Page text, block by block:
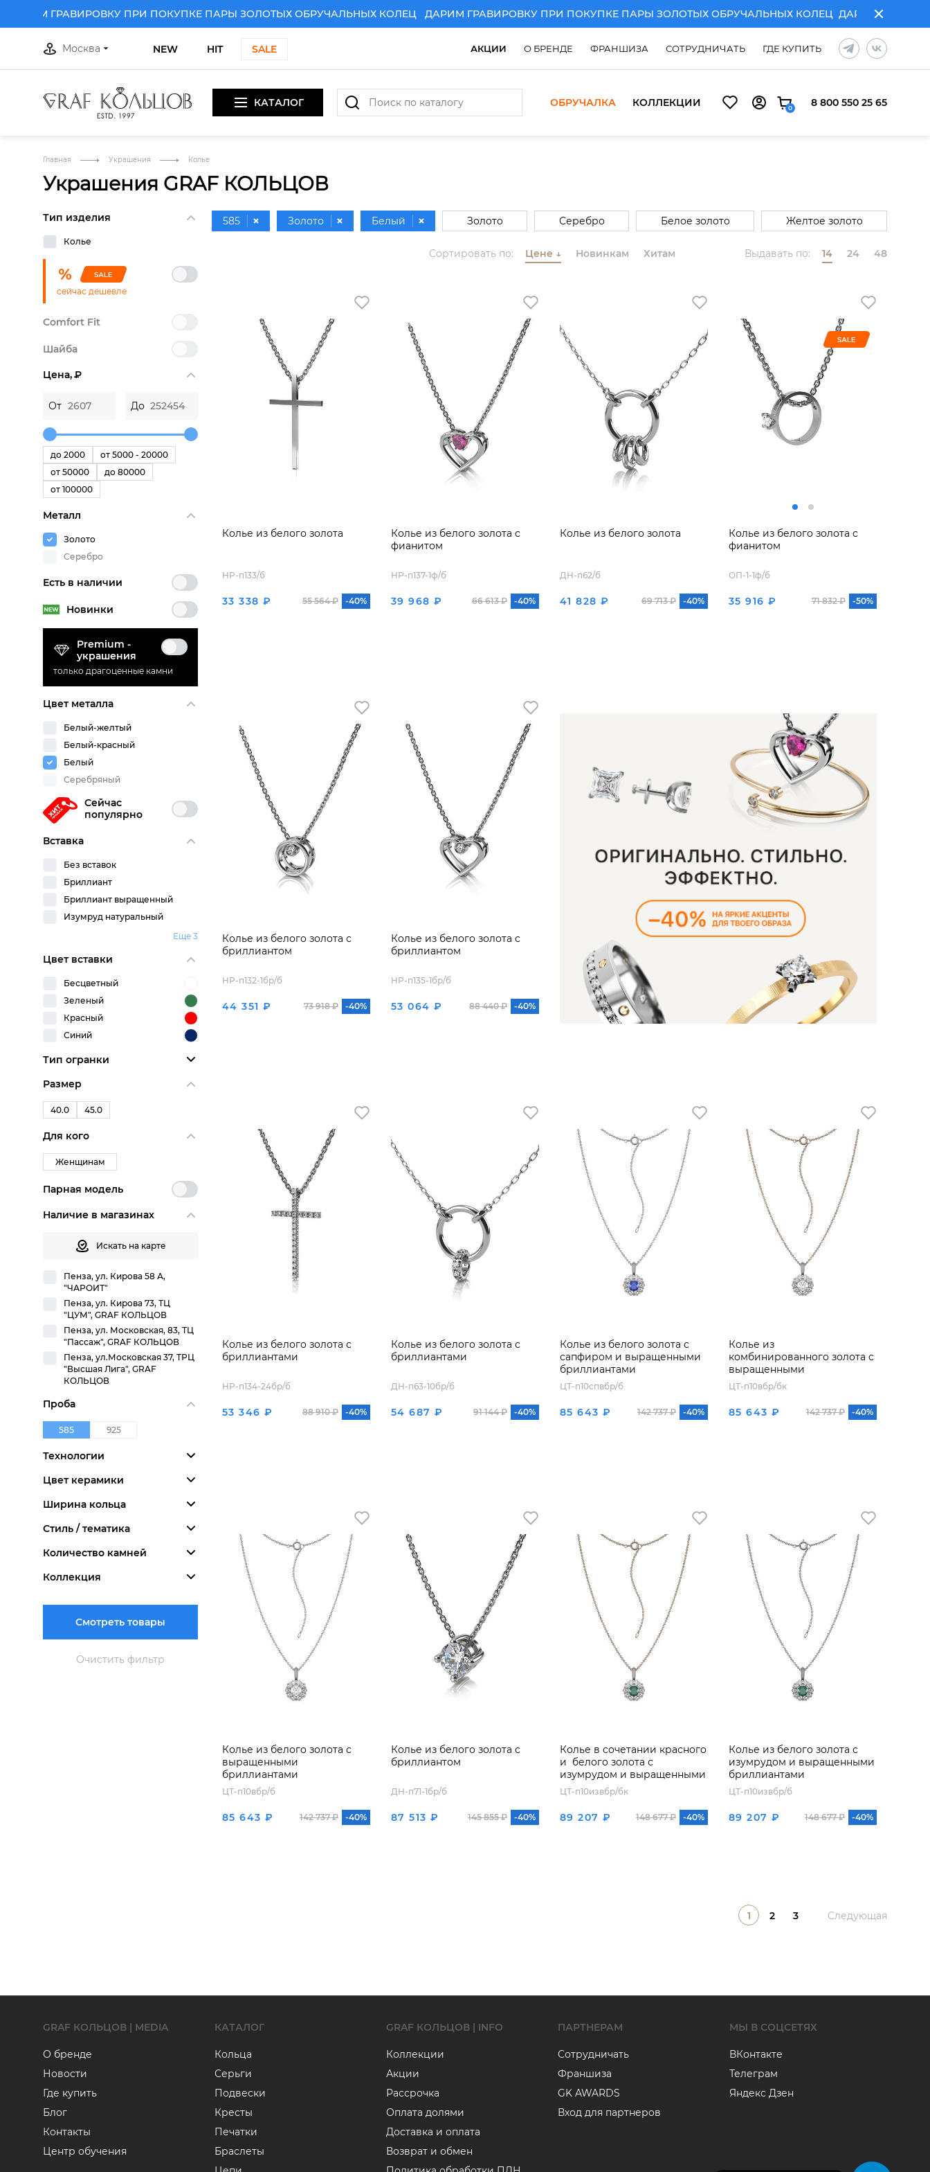
ГРАВИРОВКУ ПРИ ПОКУПКЕ ПАРЫ ЗОЛОТЫХ ОБРУЧАЛЬНЫХ КОЛЕЦ ДАРИМ ГРАВИРОВКУ ПРИ ПОКУПКЕ ПАРЫ ЗОЛОТЫХ ОБРУЧАЛЬНЫХ КОЛЕЦДАРИМ
Москва NEW HIT SALE АКЦИИ О БРЕНДЕ ФРАНШИЗА СОТРУДНИЧАТЬ ГДЕ КУПИТЬ
КАТАЛОГ ОБРУЧАЛКА КОЛЛЕКЦИИ 0 8 800 550 25 65
Главная Украшения Колье
Украшения GRAF КОЛЬЦОВ
Тип изделия
Колье
сейчас дешевле
Comfort Fit
Шайба
Цена,P
От До
до 2000
от 5000 - 20000
от 50000
до 80000
от 100000
Металл
Золото
Серебро
Есть в наличии
Новинки
Premium -
украшения
только драгоценные камни
Цвет металла
Белый-желтый
Белый-красный
Белый
Серебряный
Сейчас
популярно
Вставка
Без вставок
Бриллиант
Бриллиант выращенный
Изумруд натуральный
Еще 3
Цвет вставки
Бесцветный
Зеленый
Красный
Синий
Тип огранки
Размер
40.0 45.0
Для кого
Женщинам
Парная модель
Наличие в магазинах
Искать на карте
Пенза, ул. Кирова 58 А,
"ЧАРОИТ"
Пенза, ул. Кирова 73, ТЦ
"ЦУМ", GRAF КОЛЬЦОВ
Пенза, ул. Московская, 83, ТЦ
"Пассаж", GRAF КОЛЬЦОВ
Пенза, ул.Московская 37, ТРЦ
"Высшая Лига", GRAF
КОЛЬЦОВ
Проба
585 925
Технологии
Цвет керамики
Ширина кольца
Стиль / тематика
Количество камней
Коллекция
Смотреть товары
Очистить фильтр
585 Золото Белый Золото Серебро Белое золото Желтое золото
Комбинированное золото
Сортировать по: Цене ↓ Новинкам Хитам Выдавать по: 14 24 48
Колье из белого золота
HP-п133/б
33 338 ₽ 55 564 ₽ -40%
Колье из белого золота с
фианитом
HP-п137-1ф/б
39 968 ₽ 66 613 ₽ -40%
Колье из белого золота
ДН-п62/б
41 828 ₽ 69 713 ₽ -40%
Колье из белого золота с
фианитом
ОП-1-1ф/б
35 916 ₽ 71 832 ₽ -50%
Колье из белого золота с
бриллиантом
HP-п132-1бр/б
44 351 ₽ 73 918 ₽ -40%
Колье из белого золота с
бриллиантом
HP-п135-1бр/б
53 064 ₽ 88 440 ₽ -40%
Колье из белого золота с
бриллиантами
HP-п134-24бр/б
53 346 ₽ 88 910 ₽ -40%
Колье из белого золота с
бриллиантами
ДН-п63-10бр/б
54 687 ₽ 91 144 ₽ -40%
Колье из белого золота с
сапфиром и выращенными
бриллиантами
ЦТ-п10спвбр/б
85 643 ₽ 142 737 ₽ -40%
Колье из
комбинированного золота с
выращенными
бриллиантами
ЦТ-п10вбр/бк
85 643 ₽ 142 737 ₽ -40%
Колье из белого золота с
выращенными
бриллиантами
ЦТ-п10вбр/б
85 643 ₽ 142 737 ₽ -40%
Колье из белого золота с
бриллиантом
ДН-п71-1бр/б
87 513 ₽ 145 855 ₽ -40%
Колье в сочетании красного
и белого золота с
изумрудом и выращенными
бриллиантами
ЦТ-п10извбр/бк
89 207 ₽ 148 677 ₽ -40%
Колье из белого золота с
изумрудом и выращенными
бриллиантами
ЦТ-п10извбр/б
89 207 ₽ 148 677 ₽ -40%
1 2 3 Следующая
GRAF КОЛЬЦОВ | MEDIA
О бренде
Новости
Где купить
Блог
Контакты
Центр обучения
КАТАЛОГ
Кольца
Серьги
Подвески
Кресты
Печатки
Браслеты
GRAF КОЛЬЦОВ | INFO
Коллекции
Акции
Рассрочка
Оплата долями
Доставка и оплата
Возврат и обмен
ПАРТНЕРАМ
Сотрудничать
Франшиза
GK AWARDS
Вход для партнеров
МЫ В СОЦСЕТЯХ
ВКонтакте
Телеграм
Яндекс Дзен